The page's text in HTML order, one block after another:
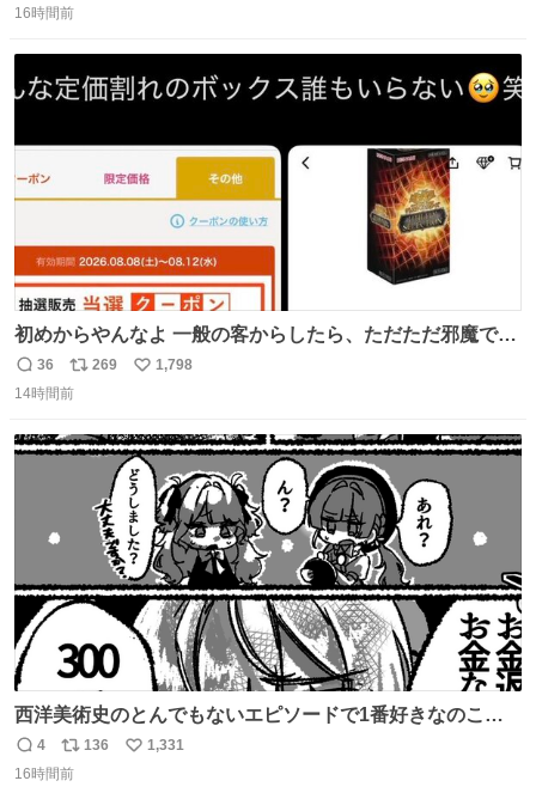
信
ポ
ト
数
数
16時間前
初めからやんなよ 一般の客からしたら、ただただ邪魔でし
かないのよ
返
信
36
リ
ポ
ト
269
い
数
1,798
14時間前
西洋美術史のとんでもないエピソードで1番好きなのこれ
モネのエピソード大体面白い #絵がみの美術史創作
返
信
4
リ
ポ
136
い
1,331
16時間前